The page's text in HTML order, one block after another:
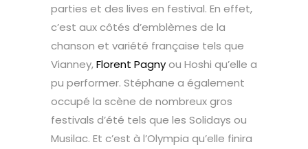
parties et des lives en festival. En effet,
c’est aux côtés d’emblèmes de la
chanson et variété française tels que
Vianney,Florent Pagnyou Hoshi qu’elle a
pu performer. Stéphane a également
occupé la scène de nombreux gros
festivals d’été tels que les Solidays ou
Musilac. Et c’est à l’Olympia qu’elle finira